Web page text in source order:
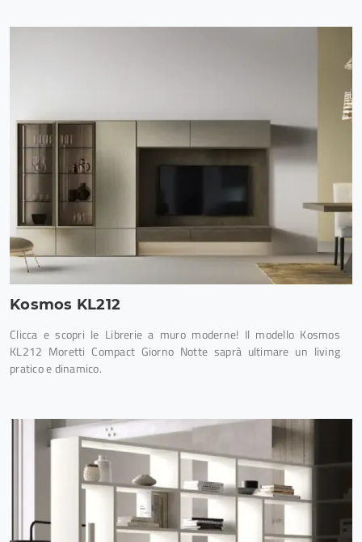
Kosmos KL212
Clicca e scopri le Librerie a muro moderne! Il modello Kosmos
KL212 Moretti Compact Giorno Notte saprà ultimare un living
pratico e dinamico.